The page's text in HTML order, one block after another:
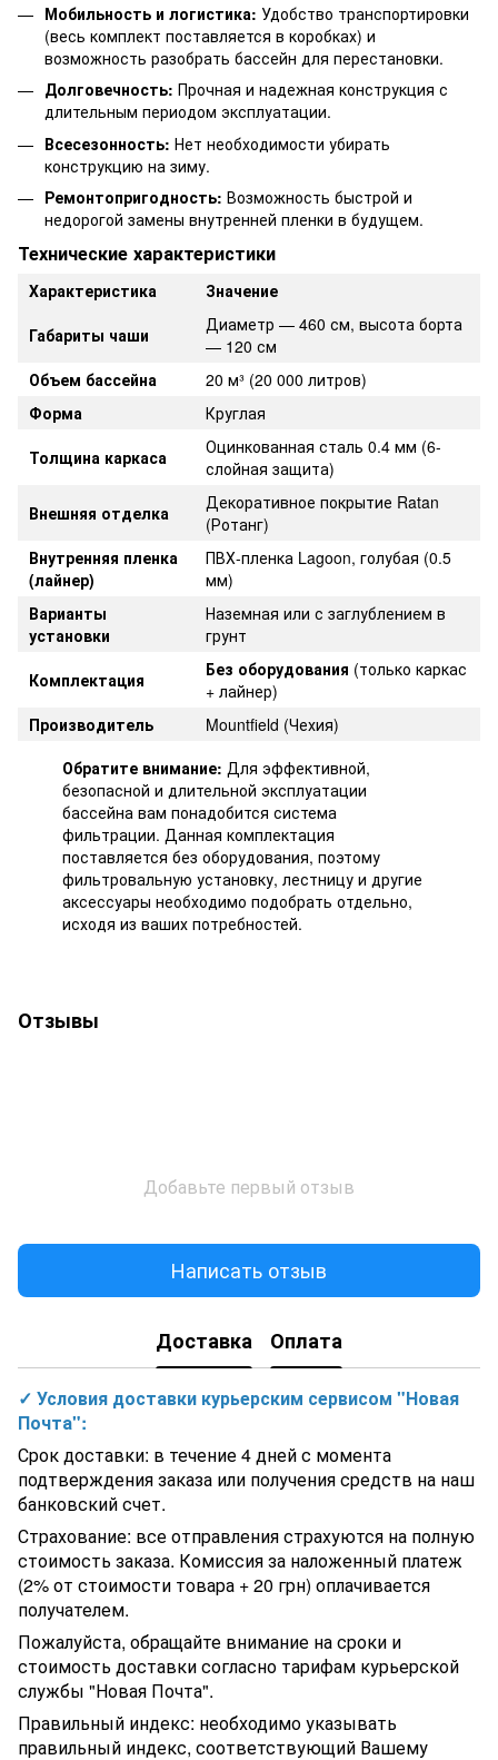
Мобильность и логистика: Удобство транспортировки
(весь комплект поставляется в коробках) и
возможность разобрать бассейн для перестановки.
Долговечность: Прочная и надежная конструкция с
длительным периодом эксплуатации.
Всесезонность: Нет необходимости убирать
конструкцию на зиму.
Ремонтопригодность: Возможность быстрой и
недорогой замены внутренней пленки в будущем.
Технические характеристики
Характеристика
Значение
Габариты чаши
Диаметр — 460 см, высота борта
— 120 см
Объем бассейна
20 м³ (20 000 литров)
Форма
Круглая
Толщина каркаса
Оцинкованная сталь 0.4 мм (6-
слойная защита)
Внешняя отделка
Декоративное покрытие Ratan
(Ротанг)
Внутренняя пленка
(лайнер)
ПВХ-пленка Lagoon, голубая (0.5
мм)
Варианты
установки
Наземная или с заглублением в
грунт
Комплектация
Без оборудования (только каркас
+ лайнер)
Производитель
Mountfield (Чехия)
Обратите внимание: Для эффективной,
безопасной и длительной эксплуатации
бассейна вам понадобится система
фильтрации. Данная комплектация
поставляется без оборудования, поэтому
фильтровальную установку, лестницу и другие
аксессуары необходимо подобрать отдельно,
исходя из ваших потребностей.
Отзывы
Добавьте первый отзыв
Написать отзыв
Доставка Оплата
✓ Условия доставки курьерским сервисом "Новая
Почта":
Срок доставки: в течение 4 дней с момента
подтверждения заказа или получения средств на наш
банковский счет.
Страхование: все отправления страхуются на полную
стоимость заказа. Комиссия за наложенный платеж
(2% от стоимости товара + 20 грн) оплачивается
получателем.
Пожалуйста, обращайте внимание на сроки и
стоимость доставки согласно тарифам курьерской
службы "Новая Почта".
Правильный индекс: необходимо указывать
правильный индекс, соответствующий Вашему